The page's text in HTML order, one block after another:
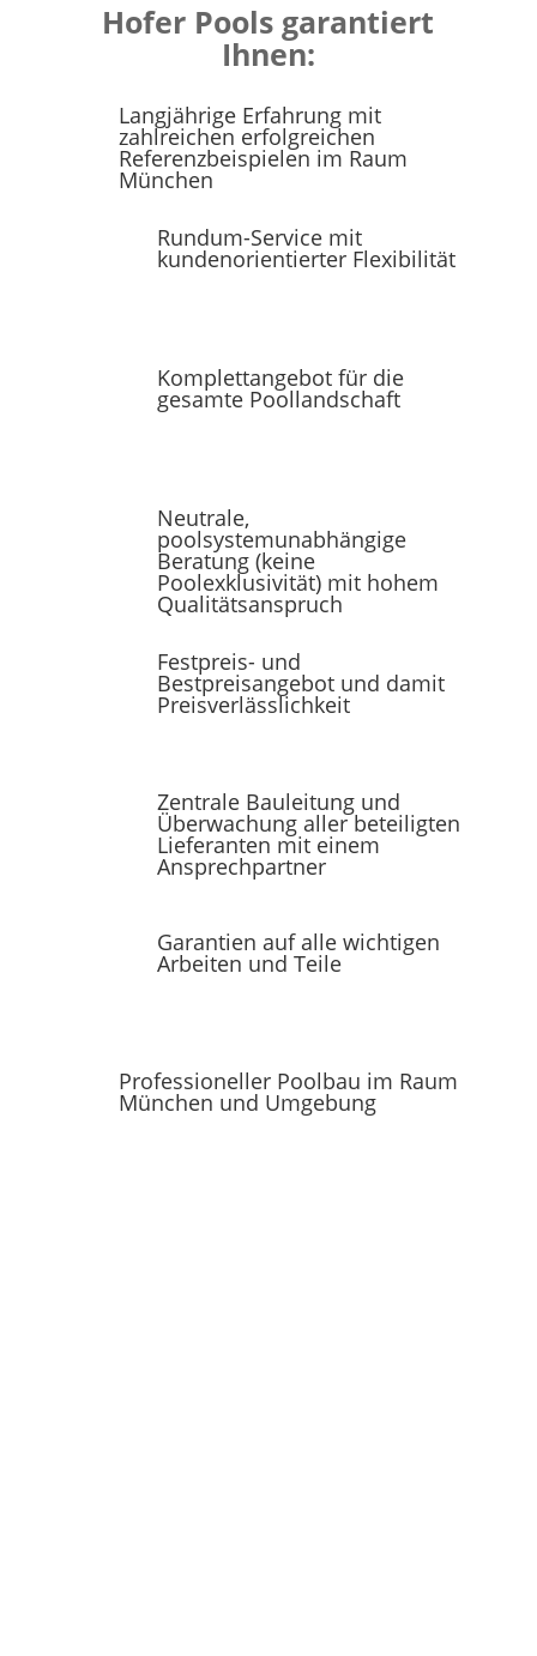
Hofer Pools garantiert
Ihnen:
Langjährige Erfahrung mit
zahlreichen erfolgreichen
Referenzbeispielen im Raum
München
Rundum-Service mit
kundenorientierter Flexibilität
Komplettangebot für die
gesamte Poollandschaft
Neutrale,
poolsystemunabhängige
Beratung (keine
Poolexklusivität) mit hohem
Qualitätsanspruch
Festpreis- und
Bestpreisangebot und damit
Preisverlässlichkeit
Zentrale Bauleitung und
Überwachung aller beteiligten
Lieferanten mit einem
Ansprechpartner
Garantien auf alle wichtigen
Arbeiten und Teile
Professioneller Poolbau im Raum
München und Umgebung